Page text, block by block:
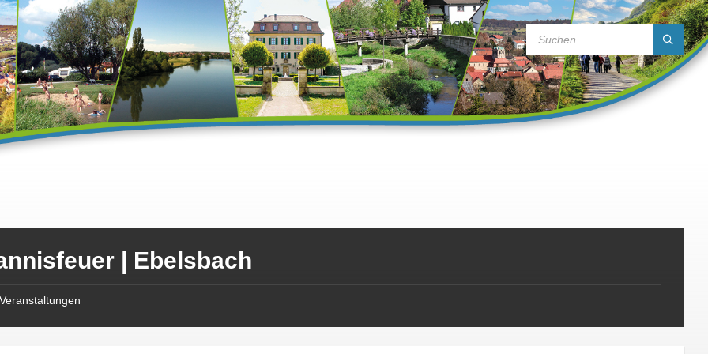
SEARCH:
| Ebelsbach
Veranstaltungen